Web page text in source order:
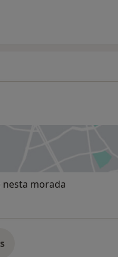
separador
nesta morada